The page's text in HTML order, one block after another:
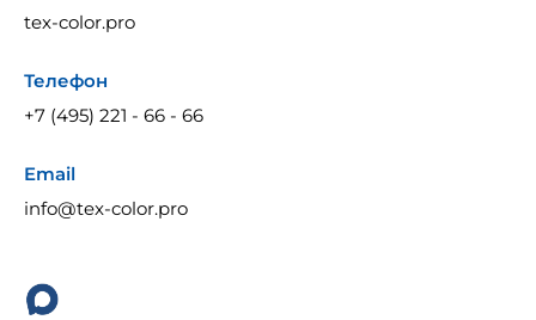
tex-color.pro
Телефон
+7 (495) 221 - 66 - 66
Email
info@tex-color.pro